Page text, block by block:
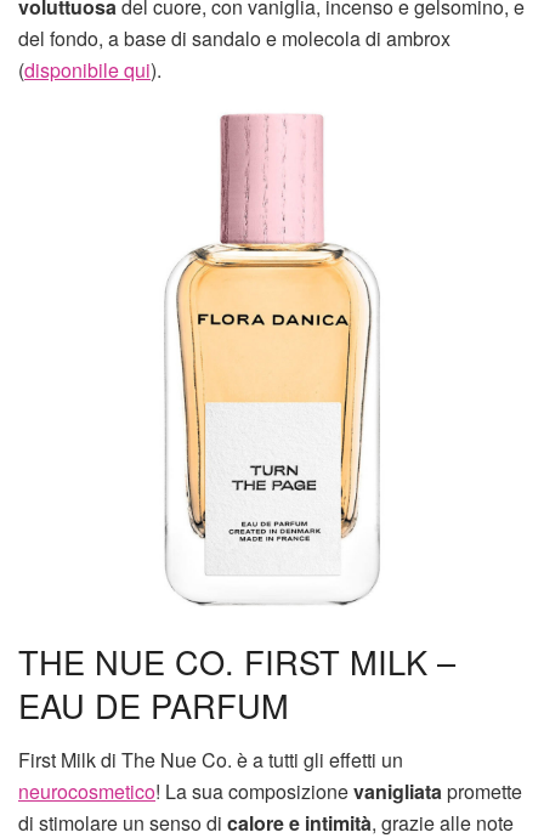
voluttuosa del cuore, con vaniglia, incenso e gelsomino, e
del fondo, a base di sandalo e molecola di ambrox
(disponibile qui).
THE NUE CO. FIRST MILK –
EAU DE PARFUM
First Milk di The Nue Co. è a tutti gli effetti un
neurocosmetico! La sua composizionevanigliatapromette
di stimolare un senso di calore e intimità, grazie alle note